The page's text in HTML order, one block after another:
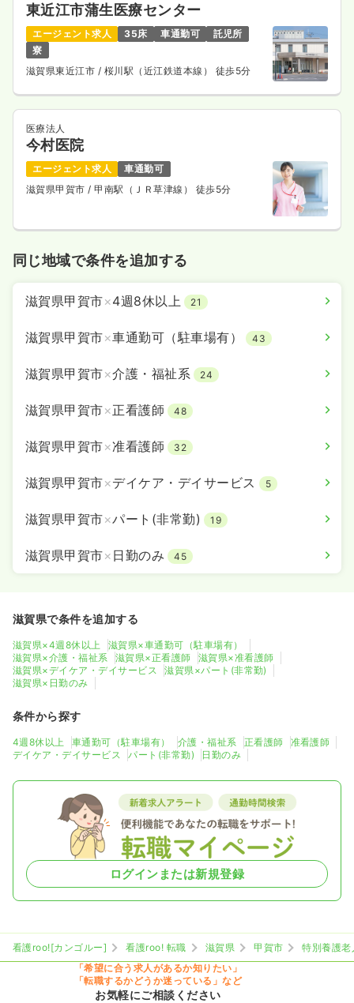
東近江市蒲生医療センター
エージェント求人 35床 車通勤可
託児所
寮
滋賀県東近江市 / 桜川駅（近江鉄道本線） 徒歩5分
医療法人
今村医院
エージェント求人
車通勤可
滋賀県甲賀市/ 甲南駅（ＪＲ草津線） 徒歩5分
同じ地域で条件を追加する
滋賀県甲賀市×4週8休以上 21
滋賀県甲賀市×車通勤可（駐車場有） 43
滋賀県甲賀市×介護・福祉系 24
滋賀県甲賀市×正看護師 48
滋賀県甲賀市×准看護師 32
滋賀県甲賀市×デイケア・デイサービス 5
滋賀県甲賀市×パート(非常勤) 19
滋賀県甲賀市× 日勤のみ 45
滋賀県で条件を追加する
滋賀県×4週8休以上
滋賀県×車通勤可（駐車場有）
滋賀県×介護・福祉系
滋賀県×正看護師
滋賀県×准看護師
滋賀県×デイケア・デイサービス
滋賀県×パート(非常勤)
滋賀県×日勤のみ
条件から探す
4週8休以上 車通勤可（駐車場有） 介護・福祉系 正看護師
准看護師
デイケア・デイサービス
パート(非常勤) 日勤のみ
ログインまたは新規登録
看護roo![カンゴルー] 看護roo! 転職 滋賀県 甲賀市
特別養護
「希望に合う求人があるか知りたい」
「転職するかどうか迷っている」など
お気軽にご相談ください